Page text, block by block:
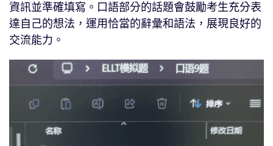
資訊並準確填寫。口語部分的話題會鼓勵考生充分表
達自己的想法，運用恰當的辭彙和語法，展現良好的
交流能力。